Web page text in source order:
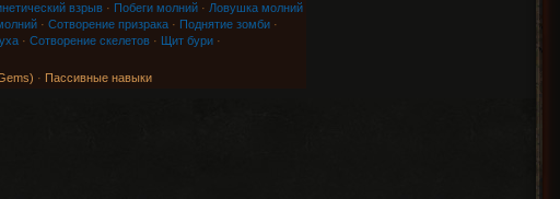
взрыв· Побеги молний· Ловушка молний
· Сотворение призрака· Поднятие зомби·
· Сотворение скелетов· Щит бури·
· Пассивные навыки